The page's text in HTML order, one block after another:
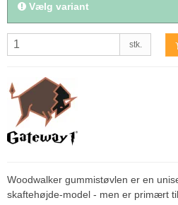
Vælg variant
stk.
Woodwalker gummistøvlen er en
skaftehøjde-model - men er primært